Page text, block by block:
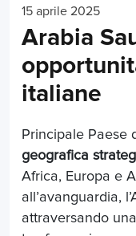
15 aprile 2025
Arabia
italiane
Principale Paese
geografica
Africa, Europa e
all’avanguardia,
attraversando